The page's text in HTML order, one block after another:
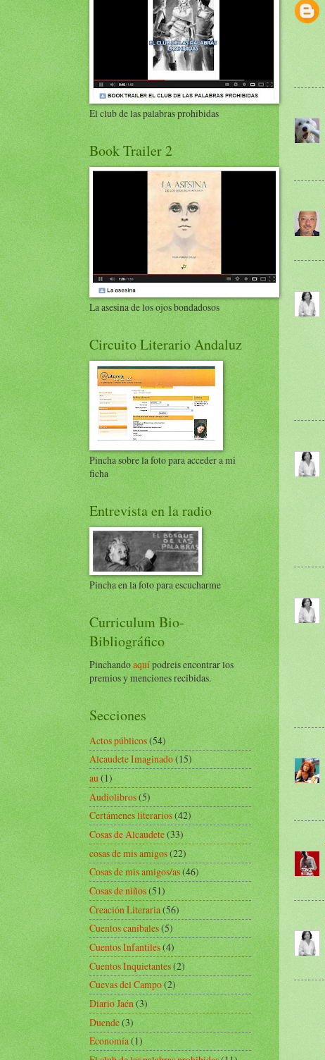
El club de las palabras prohibidas
Book Trailer 2
La asesina de los ojos bondadosos
Circuito Literario Andaluz
Pincha sobre la foto para acceder a mi
ficha
Entrevista en la radio
Pincha en la foto para escucharme
Curriculum Bio-
Bibliográfico
Pinchandoaquípodreis encontrar los
premios y menciones recibidas.
Secciones
Actos públicos(54)
Alcaudete Imaginado(15)
au(1)
Audiolibros(5)
Certámenes literarios(42)
Cosas de Alcaudete(33)
cosas de mis amigos(22)
Cosas de mis amigos/as(46)
Cosas de niños(51)
Creación Literaria(56)
Cuentos caníbales(5)
Cuentos Infantiles(4)
Cuentos Inquietantes(2)
Cuevas del Campo(2)
Diario Jaén(3)
Duende(3)
Economía(1)